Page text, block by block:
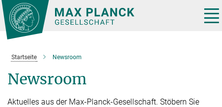
Hauptinhalt
Startseite Newsroom
Newsroom
Aktuelles aus der Max-Planck-Gesellschaft. Stöbern Sie